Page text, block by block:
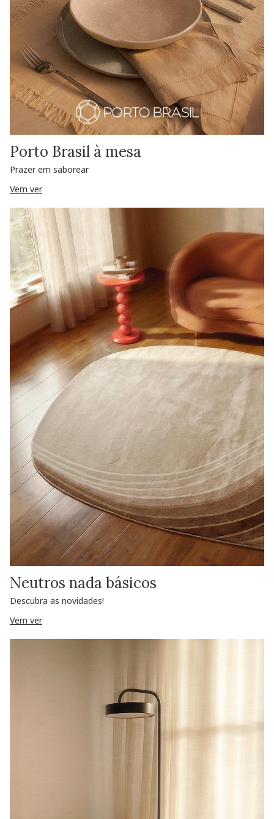
Porto Brasil à mesa
Prazer em saborear
Vem ver
Neutros nada básicos
Descubra as novidades!
Vem ver